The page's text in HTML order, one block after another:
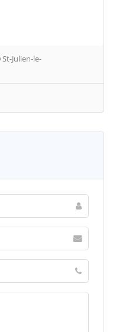
Julien-le-